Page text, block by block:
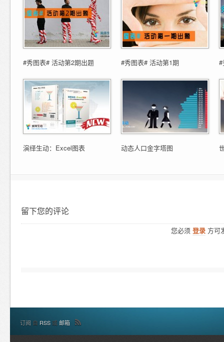
#秀图表# 活动第2期出题 #秀图表# 活动第1期
演绎生动：Excel图表 动态人口金字塔图
留下您的评论
您必须 登录 方可
订阅 自 RSS 或 邮箱